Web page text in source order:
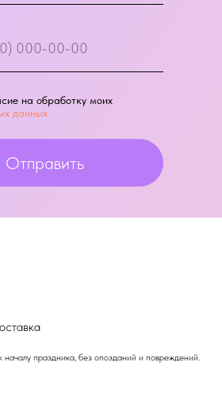
на обработку моих
данных
Отправить
праздника, без опозданий и повреждений.